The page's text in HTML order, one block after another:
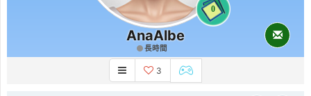
0
AnaAlbe
長時間
3